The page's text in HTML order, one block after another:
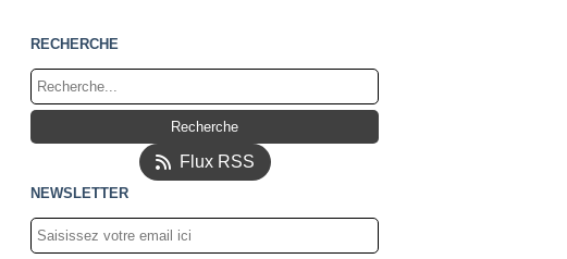
RECHERCHE
Flux RSS
NEWSLETTER